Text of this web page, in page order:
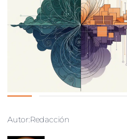
Autor:Redacción